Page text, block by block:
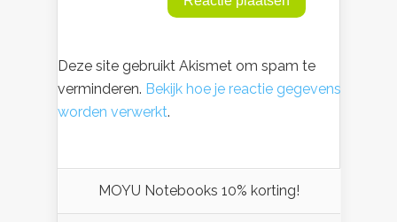
Deze site gebruikt Akismet om spam te
verminderen. Bekijk hoe je reactie gegevens
worden verwerkt.
MOYU Notebooks 10% korting!